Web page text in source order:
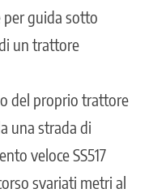
guida sotto
un trattore
del proprio trattore
una strada di
veloce SS517
svariati metri al